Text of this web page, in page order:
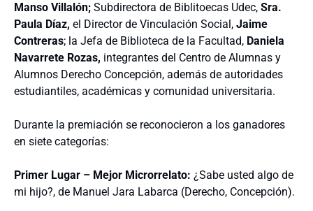
Manso Villalón; Subdirectora de Biblitoecas Udec, Sra.
Paula Díaz, el Director de Vinculación Social, Jaime
Contreras; la Jefa de Biblioteca de la Facultad, Daniela
Navarrete Rozas, integrantes del Centro de Alumnas y
Alumnos Derecho Concepción, además de autoridades
estudiantiles, académicas y comunidad universitaria.
Durante la premiación se reconocieron a los ganadores
en siete categorías:
Primer Lugar – Mejor Microrrelato: ¿Sabe usted algo de
mi hijo?, de Manuel Jara Labarca (Derecho, Concepción).